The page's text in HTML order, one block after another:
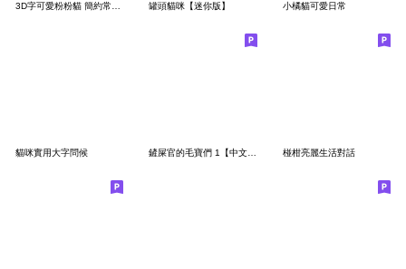
3D字可愛粉粉貓 簡約常用語 罐頭貓咪【迷你版】 小橘貓可愛日常
貓咪實用大字問候 椪柑亮麗生活對話